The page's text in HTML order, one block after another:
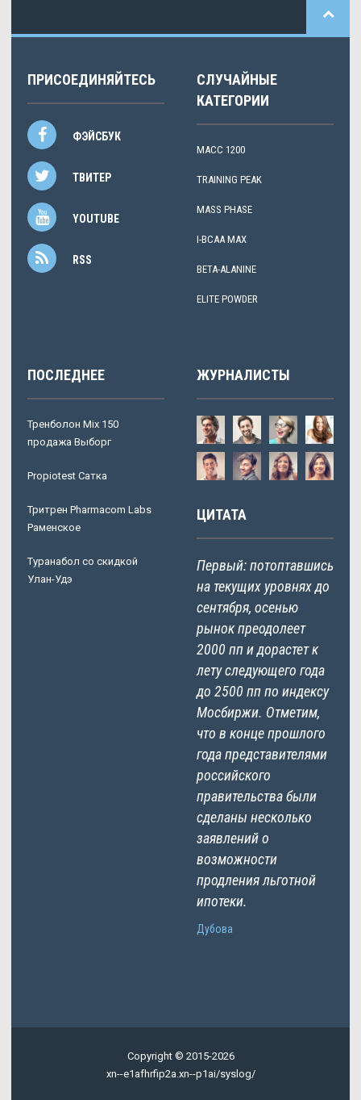
ПРИСОЕДИНЯЙТЕСЬ
ФЭЙСБУК
ТВИТЕР
YOUTUBE
RSS
СЛУЧАЙНЫЕ
КАТЕГОРИИ
МАСС 1200
TRAINING PEAK
MASS PHASE
I-BCAA MAX
BETA-ALANINE
ELITE POWDER
ПОСЛЕДНЕЕ
Тренболон Mix 150
продажа Выборг
Propiotest Сатка
Тритрен Pharmacom Labs
Раменское
Туранабол со скидкой
Улан-Удэ
ЖУРНАЛИСТЫ
ЦИТАТА
Первый: потоптавшись
на текущих уровнях до
сентября, осенью
рынок преодолеет
2000 пп и дорастет к
лету следующего года
до 2500 пп по индексу
Мосбиржи. Отметим,
что в конце прошлого
года представителями
российского
правительства были
сделаны несколько
заявлений о
возможности
продления льготной
ипотеки.
Дубова
Copyright © 2015-2026
xn--e1afhrfip2a.xn--p1ai/syslog/